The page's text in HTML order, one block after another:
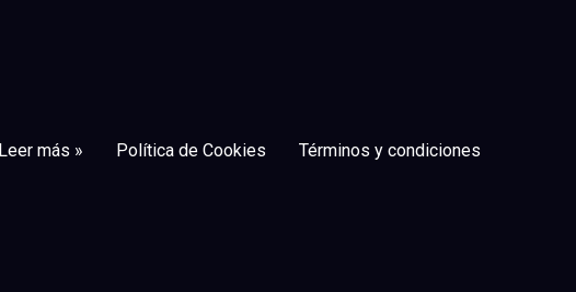
Leer más » Política de Cookies Términos y condiciones